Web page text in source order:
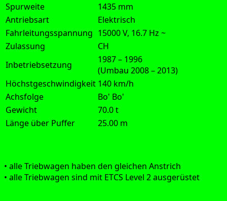
Spurweite
1435 mm
Antriebsart
Elektrisch
Fahrleitungsspannung 15000 V, 16.7 Hz ~
Zulassung
CH
Inbetriebsetzung
1987 – 1996
(Umbau 2008 – 2013)
Höchstgeschwindigkeit 140 km/h
Achsfolge
Bo' Bo'
Gewicht
70.0 t
Länge über Puffer
25.00 m
• alle Trieb­wa­gen haben den glei­chen Anstrich
• alle Trieb­wa­gen sind mit ETCS Level 2 ausgerüstet